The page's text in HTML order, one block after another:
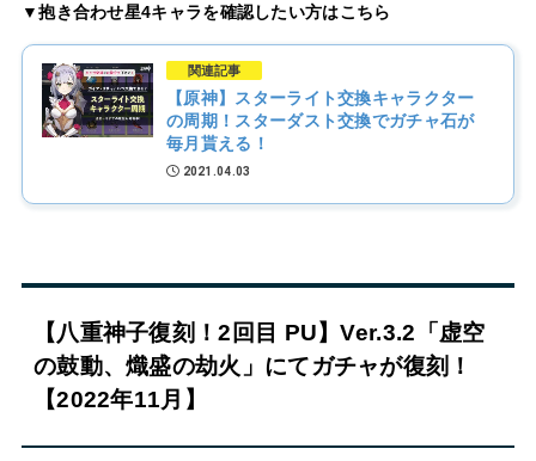
▼抱き合わせ星4キャラを確認したい方はこちら
関連記事
【原神】スターライト交換キャラクター
の周期！スターダスト交換でガチャ石が
毎月貰える！
2021.04.03
【八重神子復刻！2回目 PU】Ver.3.2「虚空
の鼓動、熾盛の劫火」にてガチャが復刻！
【2022年11月】